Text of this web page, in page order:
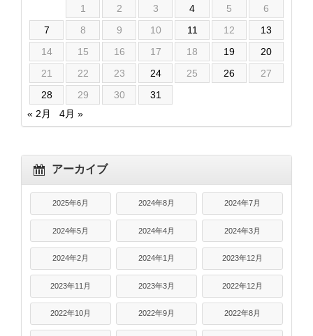
1 2 3 4 5
6
7
8 9 10 11 12
13
14
15 16 17 18 19
20
21
22 23 24 25 26
27
28
29 30
31
« 2月
4月 »
アーカイブ
2025年6月 2024年8月 2024年7月
2024年5月 2024年4月 2024年3月
2024年2月 2024年1月 2023年12月
2023年11月 2023年3月 2022年12月
2022年10月 2022年9月 2022年8月